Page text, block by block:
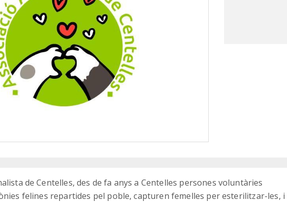
de Centelles, des de fa anys a Centelles persones voluntàries
felines repartides pel poble, capturen femelles per esterilitzar-les, i